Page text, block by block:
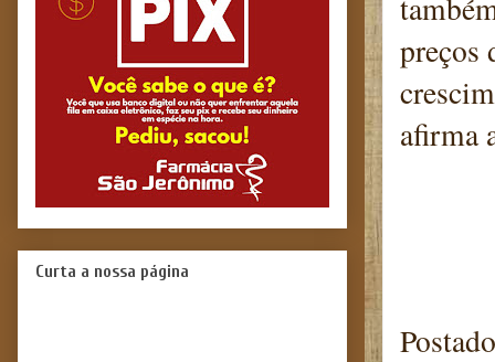
preços
afirma
Curta a nossa página